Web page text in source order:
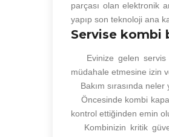
parçası olan elektronik
yapıp son teknoloji ana
Servise kombi
Evinize gelen servis
müdahale etmesine izin
Bakım sırasında neler
Öncesinde kombi
kontrol ettiğinden emin
Kombinizin kritik